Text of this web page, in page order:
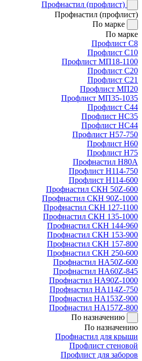
Профнастил (профлист)
Профнастил (профлист)
По марке
По марке
Профлист С8
Профлист С10
Профлист МП18-1100
Профлист С20
Профлист С21
Профлист МП20
Профлист МП35-1035
Профлист С44
Профлист НС35
Профлист НС44
Профлист Н57-750
Профлист Н60
Профлист Н75
Профнастил Н80А
Профлист Н114-750
Профлист Н114-600
Профнастил СКН 50Z-600
Профнастил СКН 90Z-1000
Профнастил СКН 127-1100
Профнастил СКН 135-1000
Профнастил СКН 144-960
Профнастил СКН 153-900
Профнастил СКН 157-800
Профнастил СКН 250-600
Профнастил НА50Z-600
Профнастил НА60Z-845
Профнастил НА90Z-1000
Профнастил НА114Z-750
Профнастил НА153Z-900
Профнастил НА157Z-800
По назначению
По назначению
Профнастил для крыши
Профлист стеновой
Профлист для заборов